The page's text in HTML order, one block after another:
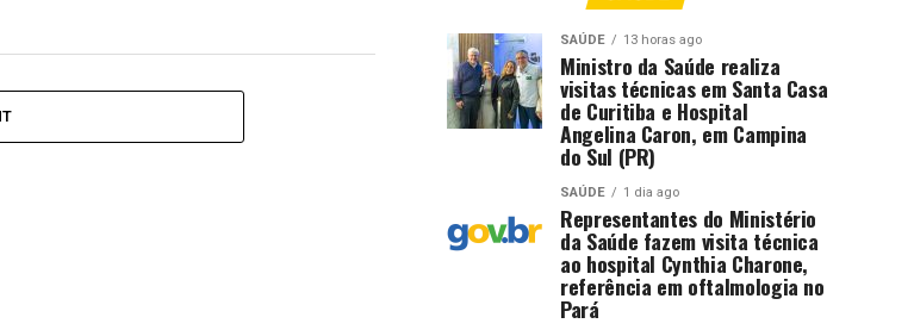
SAÚDE 13 horas ago
Ministro da Saúde realiza
visitas técnicas em Santa Casa
de Curitiba e Hospital
Angelina Caron, em Campina
do Sul (PR)
SAÚDE 1 dia ago
Representantes do Ministério
da Saúde fazem visita técnica
ao hospital Cynthia Charone,
referência em oftalmologia no
Pará